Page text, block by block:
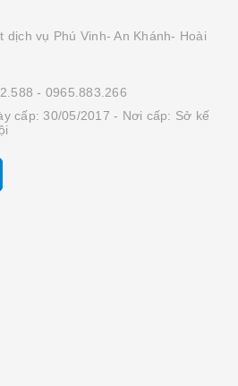
vụ Phú Vinh- An Khánh- Hoài
- 0965.883.266
cấp: 30/05/2017 - Nơi cấp: Sở kế